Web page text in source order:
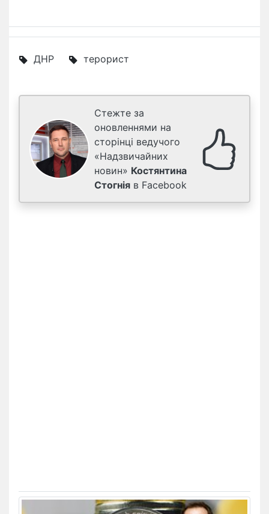
ДНР терорист
Стежте за
оновленнями на
сторінці ведучого
«Надзвичайних
новин» Костянтина
Стогнія в Facebook